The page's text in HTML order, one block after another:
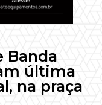
Banda
última
na praça